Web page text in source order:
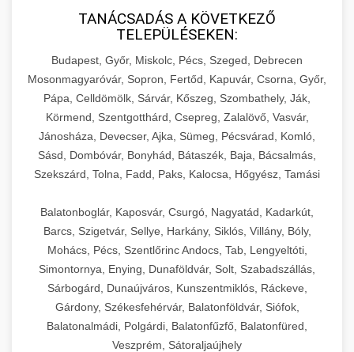
TANÁCSADÁS A KÖVETKEZŐ
TELEPÜLÉSEKEN:
Budapest, Győr, Miskolc, Pécs, Szeged, Debrecen
Mosonmagyaróvár, Sopron, Fertőd, Kapuvár, Csorna, Győr,
Pápa, Celldömölk, Sárvár, Kőszeg, Szombathely, Ják,
Körmend, Szentgotthárd, Csepreg, Zalalövő, Vasvár,
Jánosháza, Devecser, Ajka, Sümeg, Pécsvárad, Komló,
Sásd, Dombóvár, Bonyhád, Bátaszék, Baja, Bácsalmás,
Szekszárd, Tolna, Fadd, Paks, Kalocsa, Hőgyész, Tamási
Balatonboglár, Kaposvár, Csurgó, Nagyatád, Kadarkút,
Barcs, Szigetvár, Sellye, Harkány, Siklós, Villány, Bóly,
Mohács, Pécs, Szentlőrinc Andocs, Tab, Lengyeltóti,
Simontornya, Enying, Dunaföldvár, Solt, Szabadszállás,
Sárbogárd, Dunaújváros, Kunszentmiklós, Ráckeve,
Gárdony, Székesfehérvár, Balatonföldvár, Siófok,
Balatonalmádi, Polgárdi, Balatonfűzfő, Balatonfüred,
Veszprém, Sátoraljaújhely